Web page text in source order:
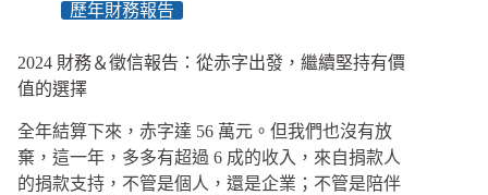
唯
一
擇
歷年財務報告
2024 財務＆徵信報告：從赤字出發，繼續堅持有價
值的選擇
全年結算下來，赤字達 56 萬元。但我們也沒有放
棄，這一年，多多有超過 6 成的收入，來自捐款人
的捐款支持，不管是個人，還是企業；不管是陪伴